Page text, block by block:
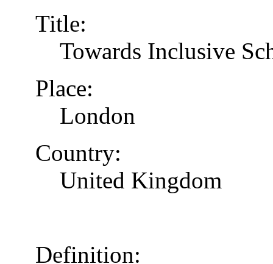
Title:
Towards Inclusive
Place:
London
Country:
United Kingdom
Definition: